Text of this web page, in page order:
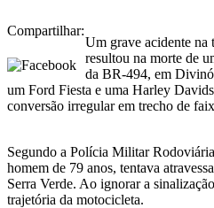
Compartilhar:
Um grave acidente na
resultou na morte de
da BR-494, em
um Ford Fiesta e uma Harley
conversão irregular em trecho de
Segundo a Polícia Militar
homem de 79 anos, tentava
Serra Verde. Ao ignorar a
trajetória da motocicleta.